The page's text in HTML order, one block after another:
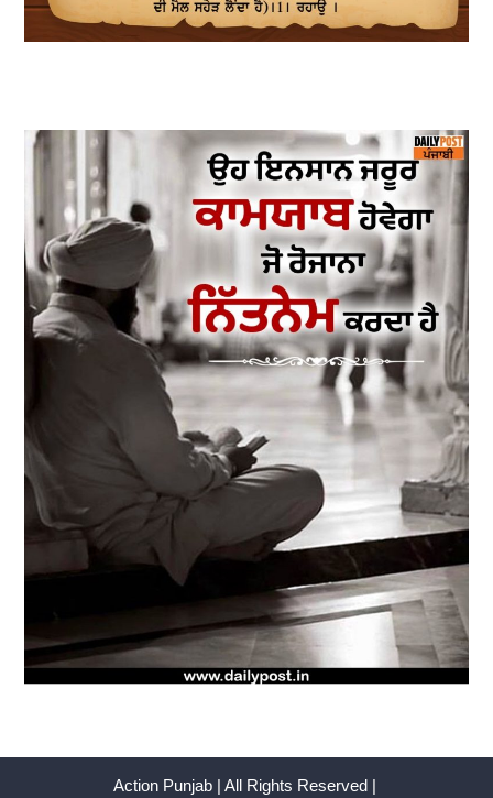
Action Punjab | All Rights Reserved |